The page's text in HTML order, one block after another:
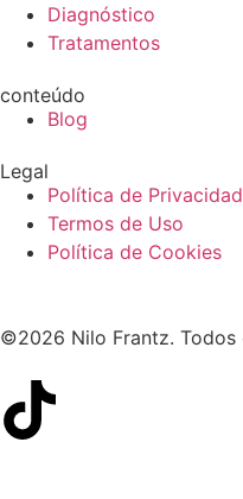
Diagnóstico
Tratamentos
conteúdo
Blog
Legal
Política de
Termos de Uso
Política de Cookies
©2026 Nilo Frantz. Todos